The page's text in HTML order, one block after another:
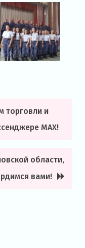
торговли и
MAX!
области,
вами!